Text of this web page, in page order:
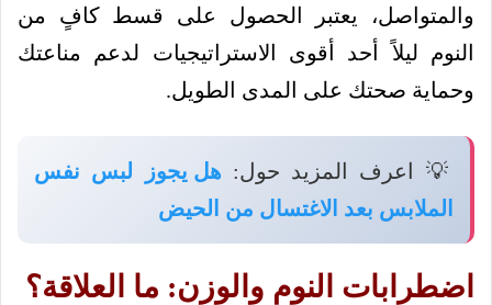
والمتواصل، يعتبر الحصول على قسط كافٍ من
النوم ليلاً أحد أقوى الاستراتيجيات لدعم مناعتك
وحماية صحتك على المدى الطويل.
💡 اعرف المزيد حول:هل يجوز لبس نفس
الملابس بعد الاغتسال من الحيض
اضطرابات النوم والوزن: ما العلاقة؟